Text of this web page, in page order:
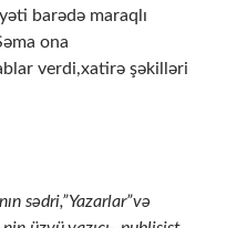
barədə maraqlı
ona
verdi,xatirə şəkilləri
sədri,”Yazarlar”və